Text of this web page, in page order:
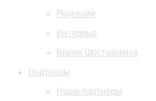
Рецензии
Интервью
Время Шостаковича
Партнеры
Наши партнеры